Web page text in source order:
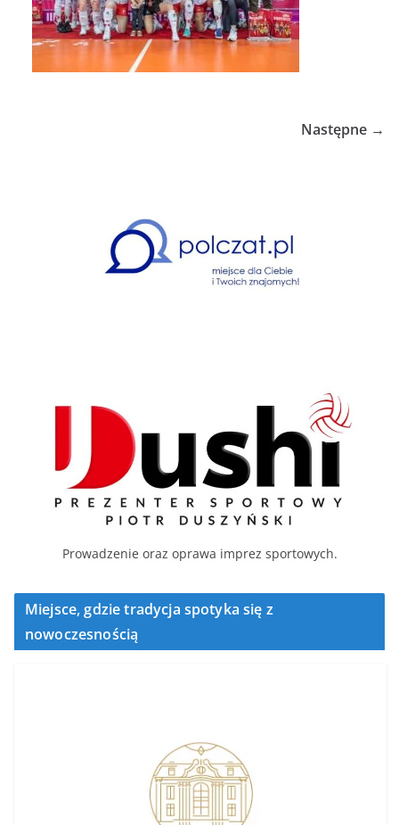
Następne →
Prowadzenie oraz oprawa imprez sportowych.
Miejsce, gdzie tradycja spotyka się z
nowoczesnością